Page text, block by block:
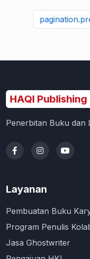
HAQI Publishing
Penerbitan Buku dan
Layanan
Pembuatan Buku
Program Penulis
Jasa Ghostwriter